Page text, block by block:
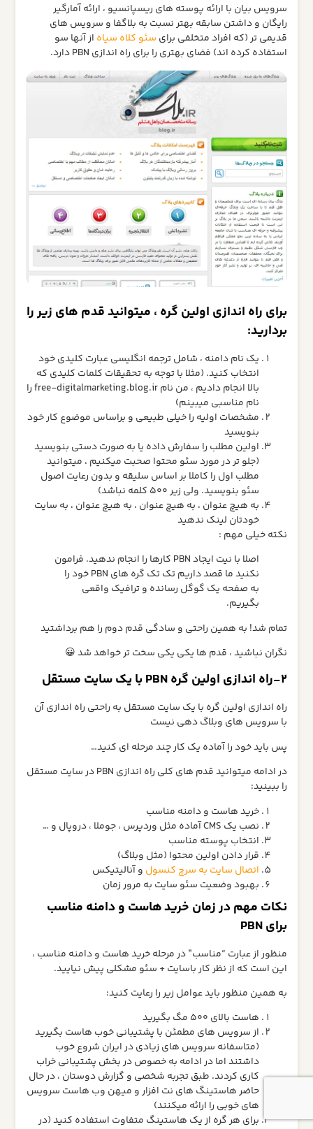
سرویس بیان با ارائه پوسته های ریسپانسیو ، ارائه آمارگیر
رایگان و داشتن سابقه بهتر نسبت به بلاگفا و سرویس های
قدیمی تر (که افراد متخلفی برای سئو کلاه سیاه از آنها سو
استفاده کرده اند) فضای بهتری را برای راه اندازی PBN دارد.
برای راه اندازی اولین گره ، میتوانید قدم های زیر را
بردارید:
یک نام دامنه ، شامل ترجمه انگلیسی عبارت کلیدی خود
انتخاب کنید. (مثلا با توجه به تحقیقات کلمات کلیدی که
بالا انجام دادیم ، من نام free-digitalmarketing.blog.ir را
نام مناسبی میبینم)
مشخصات اولیه را خیلی طبیعی و براساس موضوع کار خود
بنویسید
اولین مطلب را سفارش داده یا به صورت دستی بنویسید
(جلو تر در مورد سئو محتوا صحبت میکنیم ، میتوانید
مطلب اول را کاملا بر اساس سلیقه و بدون رعایت اصول
سئو بنویسید. ولی زیر 500 کلمه نباشد)
به هیچ عنوان ، به هیچ عنوان ، به هیچ عنوان ، به سایت
خودتان لینک ندهید
نکته خیلی مهم :
اصلا با نیت ایجاد PBN کارها را انجام ندهید. فرامون
نکنید ما قصد داریم تک تک گره های PBN خود را
به صفحه یک گوگل رسانده و ترافیک واقعی
بگیریم.
تمام شد! به همین راحتی و سادگی قدم دوم را هم برداشتید
نگران نباشید ، قدم ها یکی یکی سخت تر خواهد شد 😀
2-راه اندازی اولین گره PBN با یک سایت مستقل
راه اندازی اولین گره با یک سایت مستقل به راحتی راه اندازی آن
با سرویس های وبلاگ دهی نیست
پس باید خود را آماده یک کار چند مرحله ای کنید…
در ادامه میتوانید قدم های کلی راه اندازی PBN در سایت مستقل
را ببینید:
خرید هاست و دامنه مناسب
نصب یک CMS آماده مثل وردپرس ، جوملا ، دروپال و …
انتخاب پوسته مناسب
قرار دادن اولین محتوا (مثل وبلاگ)
اتصال سایت به سرچ کنسول و آنالیتیکس
بهبود وضعیت سئو سایت به مرور زمان
نکات مهم در زمان خرید هاست و دامنه مناسب
برای PBN
منظور از عبارت “مناسب” در مرحله خرید هاست و دامنه مناسب ،
این است که از نظر کار باسایت + سئو مشکلی پیش نیایید.
به همین منظور باید عوامل زیر را رعایت کنید:
هاست بالای 500 مگ بگیرید
از سرویس های مطمئن با پشتیبانی خوب هاست بگیرید
(متاسفانه سرویس های زیادی در ایران شروع خوب
داشتند اما در ادامه به خصوص در بخش پشتیبانی خراب
کاری کردند. طبق تجربه شخصی و گزارش دوستان ، در حال
حاضر هاستینگ های نت افزار و میهن وب هاست سرویس
های خوبی را ارائه میکنند)
برای هر گره از یک هاستینگ متفاوت استفاده کنید (در